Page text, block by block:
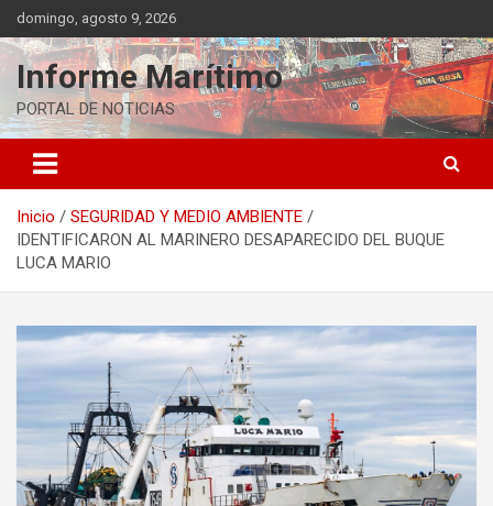
Saltar
al
contenido
domingo, agosto 9, 2026
Informe Marítimo
PORTAL DE NOTICIAS
Inicio
SEGURIDAD Y MEDIO AMBIENTE
IDENTIFICARON AL MARINERO DESAPARECIDO DEL BUQUE
LUCA MARIO